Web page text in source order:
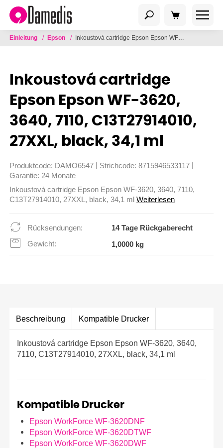
Einleitung / Epson / Inkoustová cartridge Epson Epson WF-3620, 3640, 7110, C13T27914010, 27XXL, black, 34,1 ml
Inkoustová cartridge
Epson Epson WF-3620,
3640, 7110, C13T27914010,
27XXL, black, 34,1 ml
Produktcode: DAMO6547 Strichcode: 8715946533117
Garantie: 24 Monate
Inkoustová cartridge Epson Epson WF-3620, 3640, 7110,
C13T27914010, 27XXL, black, 34,1 ml Weiterlesen
Rücksendungen:
14 Tage Rückgaberecht
Gewicht:
1,0000 kg
Beschreibung Kompatible Drucker
Inkoustová cartridge Epson Epson WF-3620, 3640,
7110, C13T27914010, 27XXL, black, 34,1 ml
Kompatible Drucker
Epson WorkForce WF-3620DNF
Epson WorkForce WF-3620DTWF
Epson WorkForce WF-3620DWF